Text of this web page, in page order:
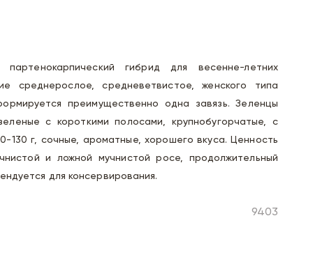
гибрид для весенне-летних
среднерослое, средневетвистое, женского типа
преимущественно одна завязь. Зеленцы
с короткими полосами, крупнобугорчатые, с
130 г, сочные, ароматные, хорошего вкуса. Ценность
и ложной мучнистой росе, продолжительный
для консервирования.
9403